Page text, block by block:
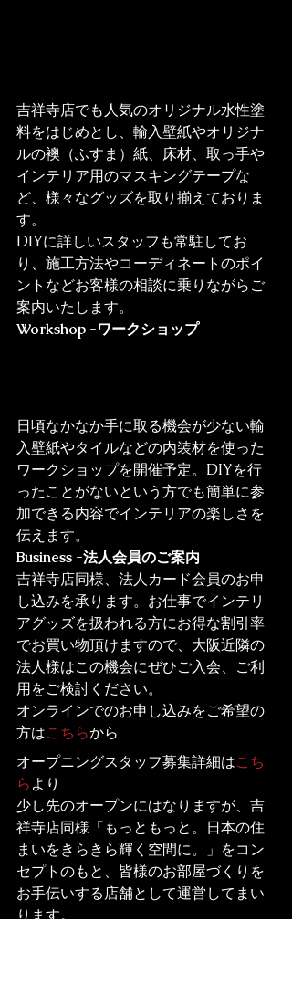
吉祥寺店でも人気のオリジナル水性塗
料をはじめとし、輸入壁紙やオリジナ
ルの襖（ふすま）紙、床材、取っ手や
インテリア用のマスキングテープな
ど、様々なグッズを取り揃えておりま
す。
DIYに詳しいスタッフも常駐してお
り、施工方法やコーディネートのポイ
ントなどお客様の相談に乗りながらご
案内いたします。
Workshop -ワークショップ
日頃なかなか手に取る機会が少ない輸
入壁紙やタイルなどの内装材を使った
ワークショップを開催予定。DIYを行
ったことがないという方でも簡単に参
加できる内容でインテリアの楽しさを
伝えます。
Business -法人会員のご案内
吉祥寺店同様、法人カード会員のお申
し込みを承ります。お仕事でインテリ
アグッズを扱われる方にお得な割引率
でお買い物頂けますので、大阪近隣の
法人様はこの機会にぜひご入会、ご利
用をご検討ください。
オンラインでのお申し込みをご希望の
方はこちらから
オープニングスタッフ募集詳細はこち
らより
少し先のオープンにはなりますが、吉
祥寺店同様「もっともっと。日本の住
まいをきらきら輝く空間に。」をコン
セプトのもと、皆様のお部屋づくりを
お手伝いする店舗として運営してまい
ります。